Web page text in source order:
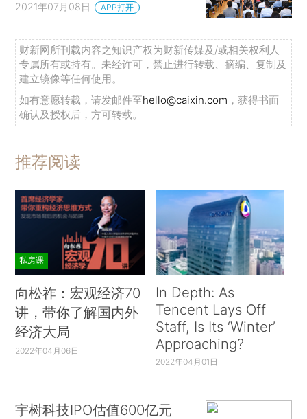
2021年07月08日 APP打开
财新网所刊载内容之知识产权为财新传媒及/或相关权利人
专属所有或持有。未经许可，禁止进行转载、摘编、复制及
建立镜像等任何使用。
如有意愿转载，请发邮件至hello@caixin.com ，获得书面
确认及授权后，方可转载。
推荐阅读
私房课
向松祚：宏观经济70
讲，带你了解国内外
经济大局
2022年04月06日
In Depth: As
Tencent Lays Off
Staff, Is Its ‘Winter’
Approaching?
2022年04月01日
宇树科技IPO估值600亿元